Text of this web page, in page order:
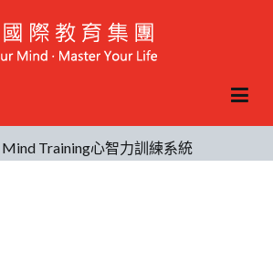
Mind Training心智力訓練系統